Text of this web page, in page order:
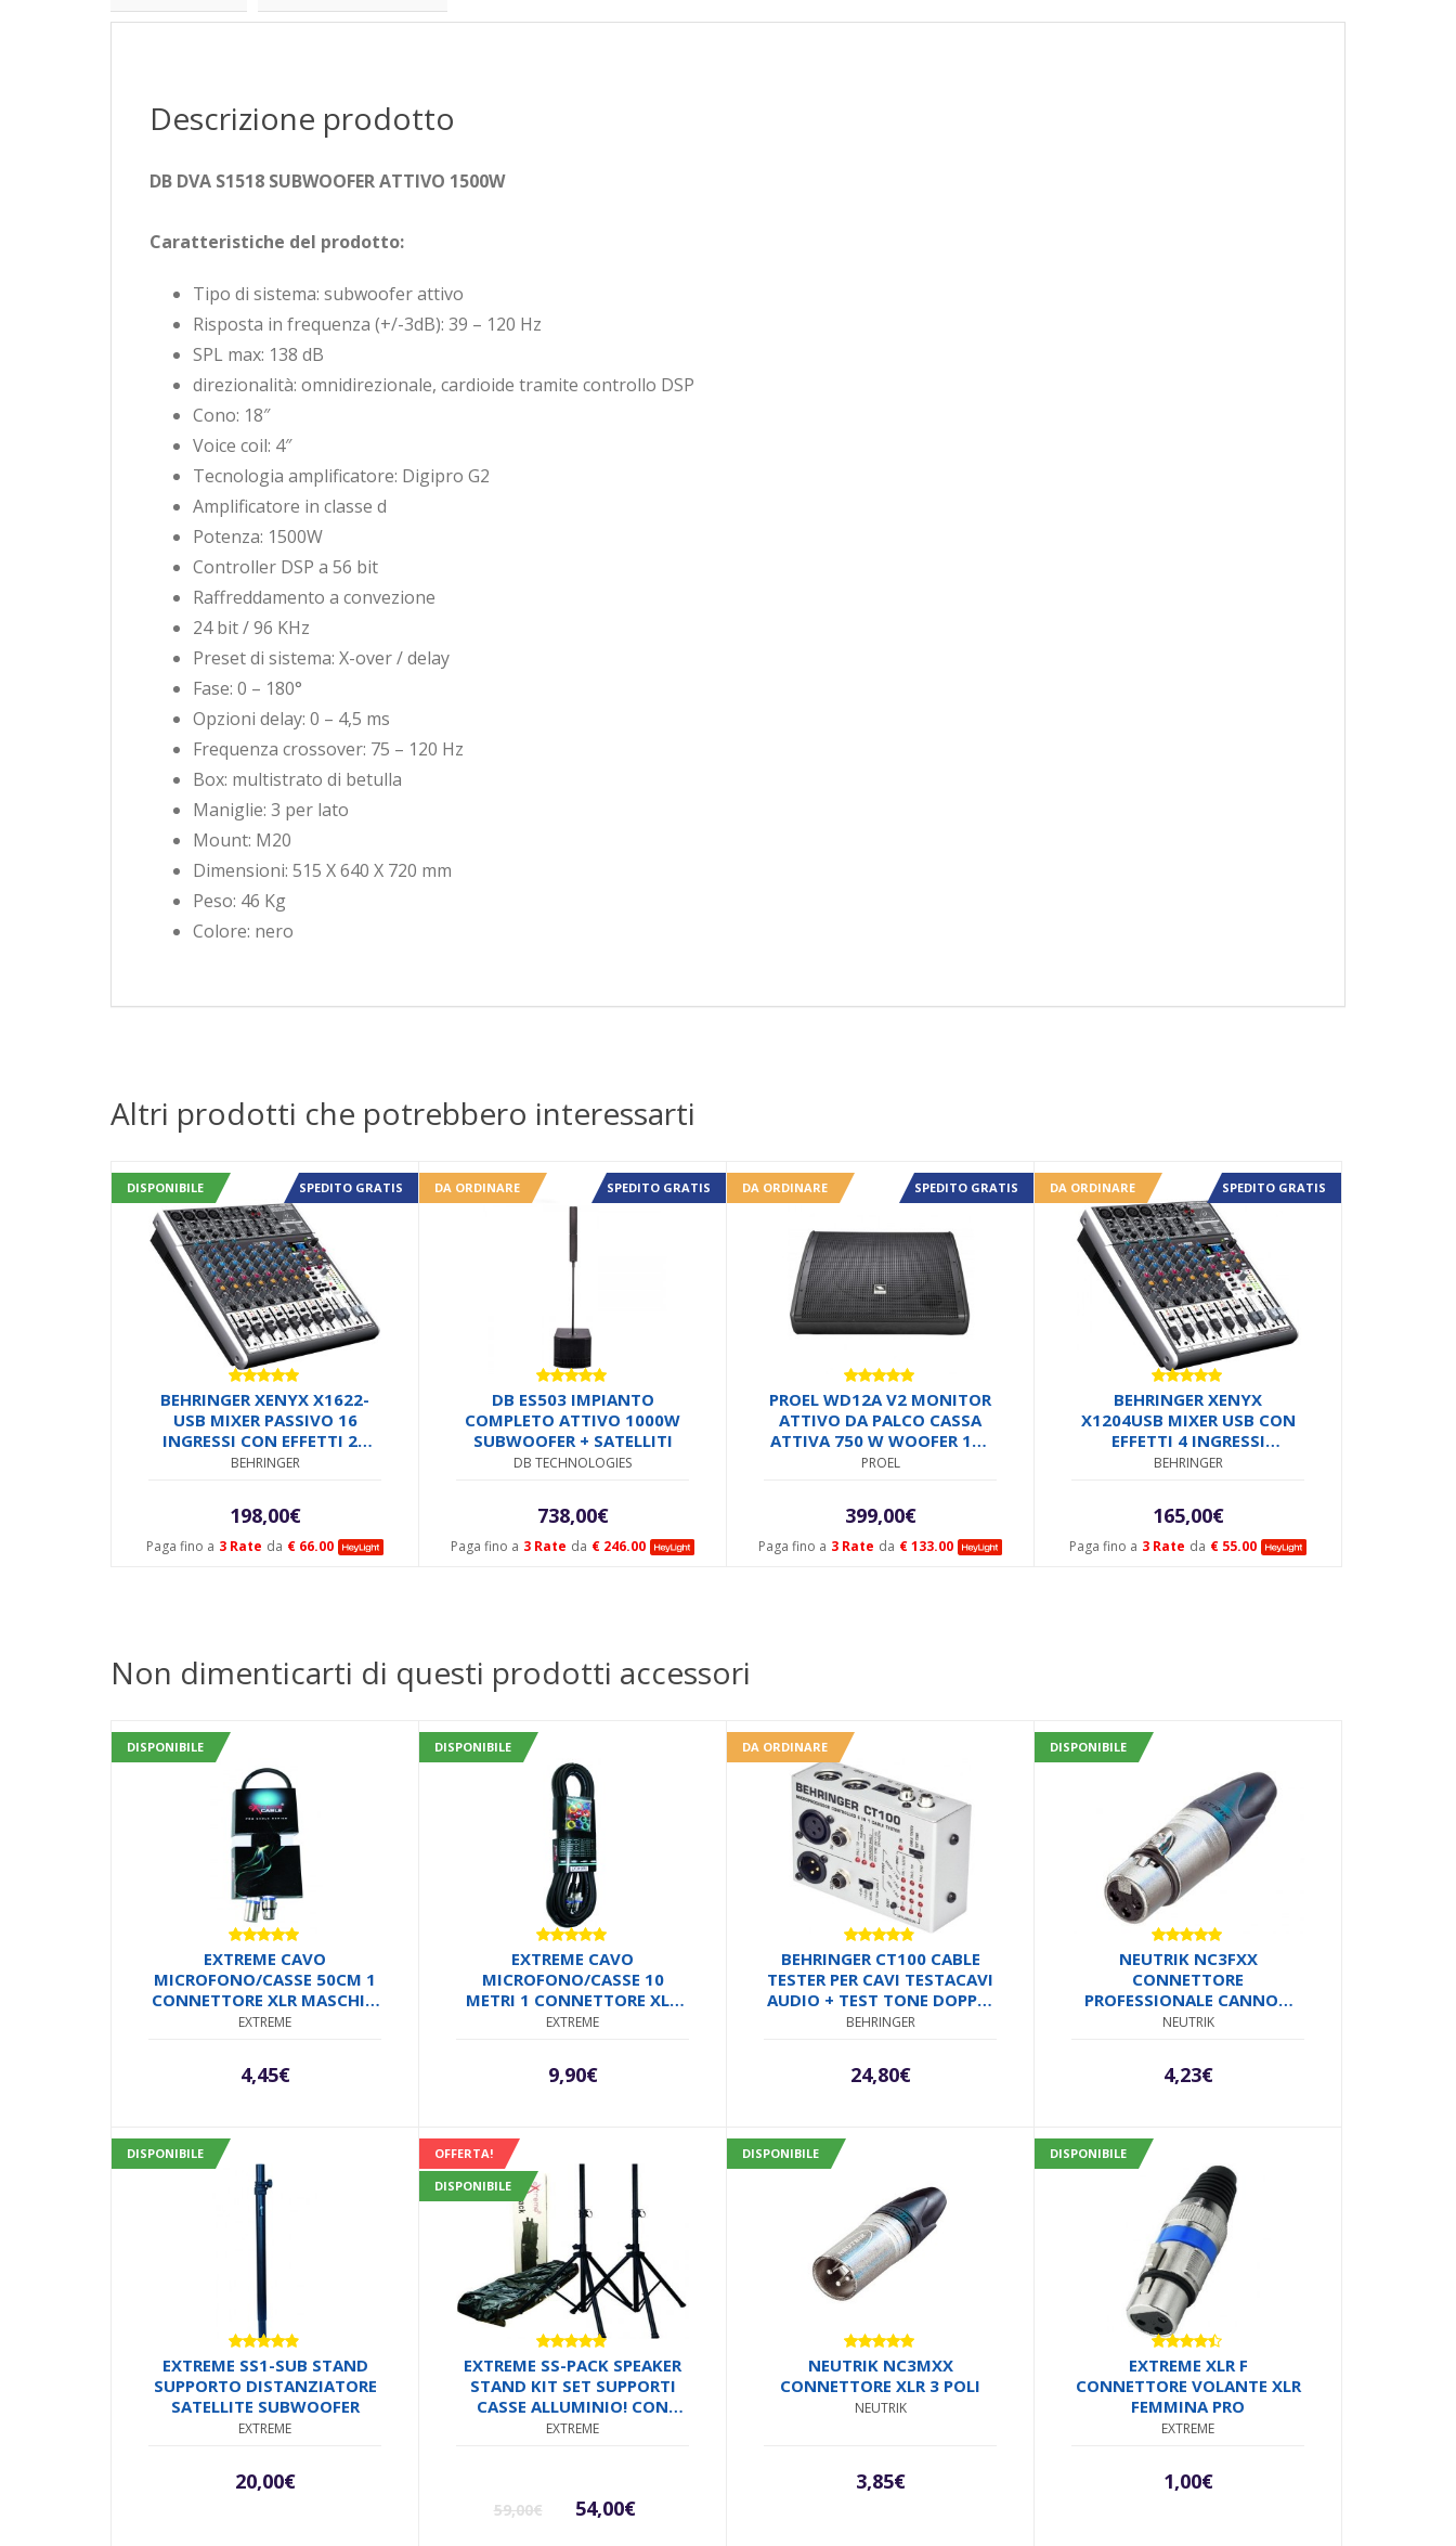
Descrizione prodotto
DB DVA S1518 SUBWOOFER ATTIVO 1500W
Caratteristiche del prodotto:
Tipo di sistema: subwoofer attivo
Risposta in frequenza (+/-3dB): 39 – 120 Hz
SPL max: 138 dB
direzionalità: omnidirezionale, cardioide tramite controllo DSP
Cono: 18″
Voice coil: 4″
Tecnologia amplificatore: Digipro G2
Amplificatore in classe d
Potenza: 1500W
Controller DSP a 56 bit
Raffreddamento a convezione
24 bit / 96 KHz
Preset di sistema: X-over / delay
Fase: 0 – 180°
Opzioni delay: 0 – 4,5 ms
Frequenza crossover: 75 – 120 Hz
Box: multistrato di betulla
Maniglie: 3 per lato
Mount: M20
Dimensioni: 515 X 640 X 720 mm
Peso: 46 Kg
Colore: nero
Altri prodotti che potrebbero interessarti
DISPONIBILE SPEDITO GRATIS
Paga fino a 3 Rate da € 66.00
Valutato
5.00 su 5
BEHRINGER XENYX X1622-
USB MIXER PASSIVO 16
INGRESSI CON EFFETTI 24
BIT 4 COMPRESSORI +
BEHRINGER
198,00€
DA ORDINARE SPEDITO GRATIS
Paga fino a 3 Rate da € 246.00
Valutato
5.00su 5
DB ES503 IMPIANTO
COMPLETO ATTIVO 1000W
SUBWOOFER + SATELLITI
DB TECHNOLOGIES
738,00€
DA ORDINARE SPEDITO GRATIS
Paga fino a 3 Rate da € 133.00
Valutato
5.00su 5
PROEL WD12A V2 MONITOR
ATTIVO DA PALCO CASSA
ATTIVA 750 W WOOFER 12″
BIAMPLIFICATO
PROEL
399,00€
DA ORDINARE SPEDITO GRATIS
Paga fino a 3 Rate da € 55.00
Valutato
5.00su 5
BEHRINGER XENYX
X1204USB MIXER USB CON
EFFETTI 4 INGRESSI
MICROFONICI 2 STEREO +
BEHRINGER
165,00€
Non dimenticarti di questi prodotti accessori
DISPONIBILE
Valutato
5.00su 5
EXTREME CAVO
MICROFONO/CASSE 50CM 1
CONNETTORE XLR MASCHIO
1 FEMMINA + STRAP + 12
CONNETTORI SMONTABILI
EXTREME
4,45€
DISPONIBILE
Valutato
5.00su 5
EXTREME CAVO
MICROFONO/CASSE 10
METRI 1 CONNETTORE XLR
MASCHIO 1 FEMMINA +
CONNETTORI SMONTABILI
EXTREME
9,90€
DA ORDINARE
Valutato
4.67su 5
BEHRINGER CT100 CABLE
TESTER PER CAVI TESTACAVI
AUDIO + TEST TONE DOPPIA
FREQUENZA
BEHRINGER
24,80€
DISPONIBILE
Valutato
5.00su 5
NEUTRIK NC3FXX
CONNETTORE
PROFESSIONALE CANNON
XLR FEMMINA DA CABLARE
NEUTRIK
4,23€
DISPONIBILE
Valutato
4.75su 5
EXTREME SS1-SUB STAND
SUPPORTO DISTANZIATORE
SATELLITE SUBWOOFER
EXTREME
20,00€
OFFERTA!
DISPONIBILE
Valutato
4.71su 5
EXTREME SS-PACK SPEAKER
STAND KIT SET SUPPORTI
CASSE ALLUMINIO! CON
BORSA TRASPORTO ALTEZZA
EXTREME
59,00€
Il
54,00€
DISPONIBILE
Valutato
5.00su 5
NEUTRIK NC3MXX
CONNETTORE XLR 3 POLI
NEUTRIK
3,85€
DISPONIBILE
Valutato
4.33su
5
EXTREME XLR F
CONNETTORE VOLANTE XLR
FEMMINA PRO
EXTREME
1,00€